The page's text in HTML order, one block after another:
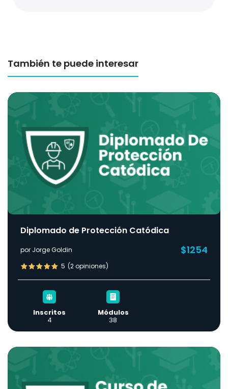
También te puede interesar
Diplomado de Protección Catódica
por Jorge Goldin $1254
5 (2 opiniones)
Inscritos
4
Módulos
38